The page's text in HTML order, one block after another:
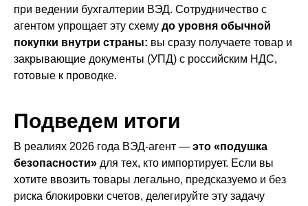
при ведении бухгалтерии ВЭД. Сотрудничество с
агентом упрощает эту схему до уровня обычной
покупки внутри страны: вы сразу получаете товар и
закрывающие документы (УПД) с российским НДС,
готовые к проводке.
Подведем итоги
В реалиях 2026 года ВЭД-агент — это «подушка
безопасности» для тех, кто импортирует. Если вы
хотите ввозить товары легально, предсказуемо и без
риска блокировки счетов, делегируйте эту задачу